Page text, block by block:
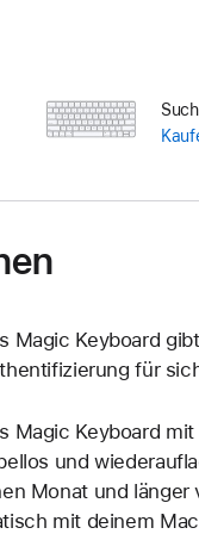
Magic Keyboard
für
Magic Keyboard
und
Monat und
mit deinem